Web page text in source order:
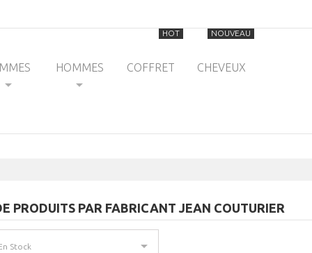
HOMMES COFFRET
HOT
CHEVEUX
NOUVEAU
PRODUITS PAR FABRICANT JEAN COUTURIER
Stock